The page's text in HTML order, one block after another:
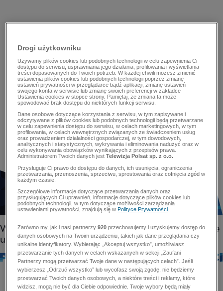
Drogi użytkowniku
Używamy plików cookies lub podobnych technologii w celu zapewnienia Ci
dostępu do serwisu, usprawniania jego działania, profilowania i wyświetlania
treści dopasowanych do Twoich potrzeb. W każdej chwili możesz zmienić
ustawienia plików cookies lub podobnych technologii poprzez zmianę
ustawień prywatności w przeglądarce bądź aplikacji, zmianę ustawień
swojego konta w serwisie lub zmianę swoich preferencji w zakładce
Ustawienia cookies w stopce strony. Pamiętaj, że zmiana ta może
spowodować brak dostępu do niektórych funkcji serwisu.
Dane osobowe dotyczące korzystania z serwisu, w tym zapisywane i
odczytywane z plików cookies lub podobnych technologii będą przetwarzane
w celu zapewnienia dostępu do serwisu, w celach marketingowych, w tym
profilowania, w celach wewnętrznych związanych ze świadczeniem usług
oraz prowadzeniem działalności gospodarczej, w tym dowodowych,
analitycznych i statystycznych, wykrywania i eliminowania nadużyć oraz w
celu wykonywania obowiązków wynikających z przepisów prawa.
Administratorem Twoich danych jestTelewizja Polsat sp. z o.o.
Przysługuje Ci prawo do dostępu do danych, ich usunięcia, ograniczenia
przetwarzania, przenoszenia, sprzeciwu, sprostowania oraz cofnięcia zgód w
każdym czasie.
Szczegółowe informacje dotyczące przetwarzania danych oraz
przysługujących Ci uprawnień, informacje dotyczące plików cookies lub
podobnych technologii, w tym dotyczące możliwości zarządzania
ustawieniami prywatności, znajdują się wPolityce Prywatności
Zarówno my, jak i nasi partnerzy920 przechowujemy i uzyskujemy dostęp do
danych osobowych na Twoim urządzeniu, takich jak dane przeglądania czy
unikalne identyfikatory. Wybierając „Akceptuj wszystko”, umożliwiasz
przetwarzanie tych danych w celach wskazanych w sekcji „Zaufani
Partnerzy mogą przetwarzać Twoje dane w następujących celach”. Jeśli
wybierzesz „Odrzuć wszystko” lub wycofasz swoją zgodę, nie będziemy
przetwarzać Twoich danych osobowych, a niektóre treści i reklamy, które
widzisz, mogą nie być dla Ciebie odpowiednie. Twoje wybory będą miały